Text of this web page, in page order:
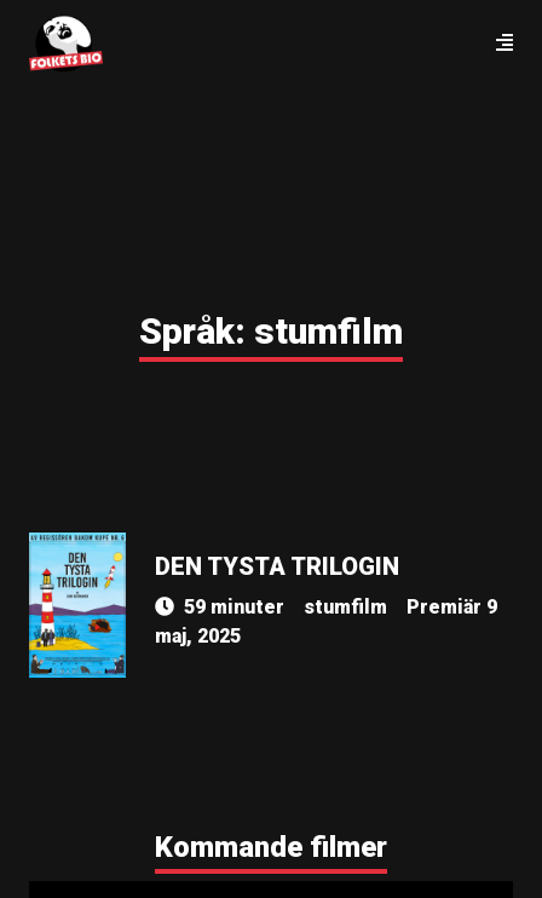
Språk: stumfilm
DEN TYSTA TRILOGIN
59 minuter stumfilm
Premiär 9
maj, 2025
Kommande filmer